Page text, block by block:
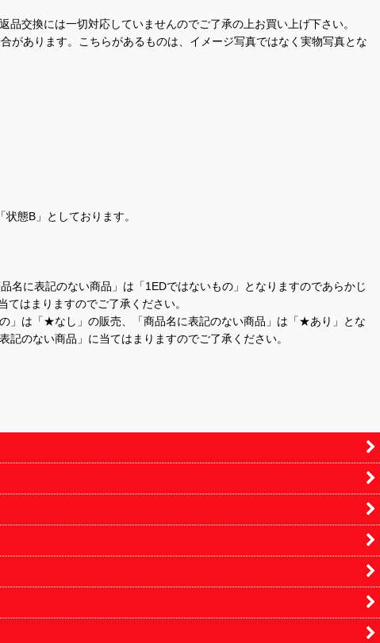
交換には一切対応していませんのでご了承の上お買い上げ下さい。
があります。こちらがあるものは、イメージ写真ではなく実物写真とな
態B」としております。
名に表記のない商品」は「1EDではないもの」となりますのであらかじ
はまりますのでご了承ください。
」は「★なし」の販売、「商品名に表記のない商品」は「★あり」とな
のない商品」に当てはまりますのでご了承ください。